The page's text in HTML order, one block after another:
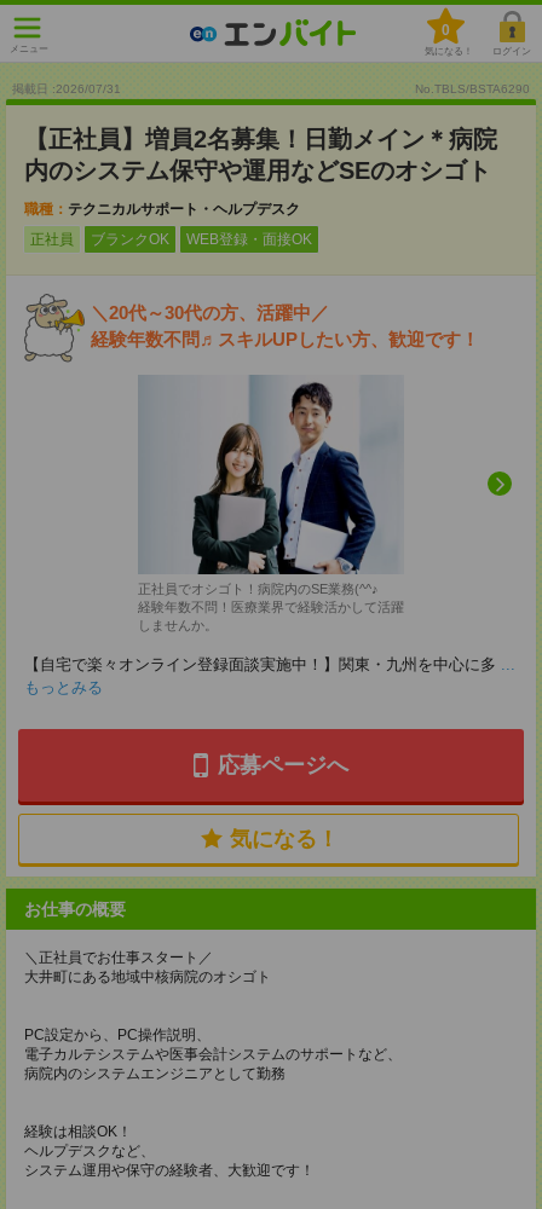
メニュー
0
気になる！ ログイン
掲載日 :2026/07/31 No.TBLS/BSTA6290
【正社員】増員2名募集！日勤メイン＊病院
内のシステム保守や運用などSEのオシゴト
職種： テクニカルサポート・ヘルプデスク
正社員
ブランクOK WEB登録・面接OK
＼20代～30代の方、活躍中／
経験年数不問♬スキルUPしたい方、歓迎です！
正社員でオシゴト！病院内のSE業務(^^♪
経験年数不問！医療業界で経験活かして活躍
しませんか。
【自宅で楽々オンライン登録面談実施中！】関東・九州を中心に多 ...
もっとみる
応募ページへ
気になる！
お仕事の概要
＼正社員でお仕事スタート／
大井町にある地域中核病院のオシゴト
PC設定から、PC操作説明、
電子カルテシステムや医事会計システムのサポートなど、
病院内のシステムエンジニアとして勤務
経験は相談OK！
ヘルプデスクなど、
システム運用や保守の経験者、大歓迎です！